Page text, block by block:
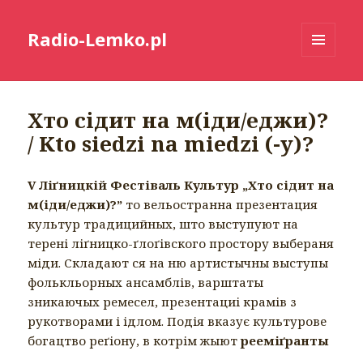
Radio-Lemko.pl
Хто сідит на м(іди/еджи)?
/ Kto siedzi na miedzi (-y)?
V Ліґницкій Фестіваль Культур „Хто сідит на
м(іди/еджи)?” то вельостранна презентация
культур традицийных, што выступуют на
терені ліґницко-ґлоґівского простору выбераня
міди. Складают ся на ню артистычны выступы
фолькльорных ансамблів, варштаты
зникаючых ремесел, презентациі крамів з
рукотворами і ідлом. Подія вказує культурове
богацтво реґіону, в котрім жыютрееміґранты